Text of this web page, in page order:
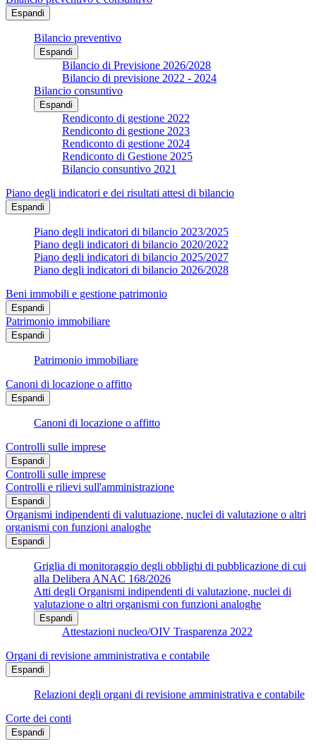
Espandi
Bilancio preventivo
Espandi
Bilancio di Previsione 2026/2028
Bilancio di previsione 2022 - 2024
Bilancio consuntivo
Espandi
Rendiconto di gestione 2022
Rendiconto di gestione 2023
Rendiconto di gestione 2024
Rendiconto di Gestione 2025
Bilancio consuntivo 2021
Piano degli indicatori e dei risultati attesi di bilancio
Espandi
Piano degli indicatori di bilancio 2023/2025
Piano degli indicatori di bilancio 2020/2022
Piano degli indicatori di bilancio 2025/2027
Piano degli indicatori di bilancio 2026/2028
Beni immobili e gestione patrimonio
Espandi
Patrimonio immobiliare
Espandi
Patrimonio immobiliare
Canoni di locazione o affitto
Espandi
Canoni di locazione o affitto
Controlli sulle imprese
Espandi
Controlli sulle imprese
Controlli e rilievi sull'amministrazione
Espandi
Organismi indipendenti di valutuazione, nuclei di valutazione o altri
organismi con funzioni analoghe
Espandi
Griglia di monitoraggio degli obblighi di pubblicazione di cui
alla Delibera ANAC 168/2026
Atti degli Organismi indipendenti di valutazione, nuclei di
valutazione o altri organismi con funzioni analoghe
Espandi
Attestazioni nucleo/OIV Trasparenza 2022
Organi di revisione amministrativa e contabile
Espandi
Relazioni degli organi di revisione amministrativa e contabile
Corte dei conti
Espandi